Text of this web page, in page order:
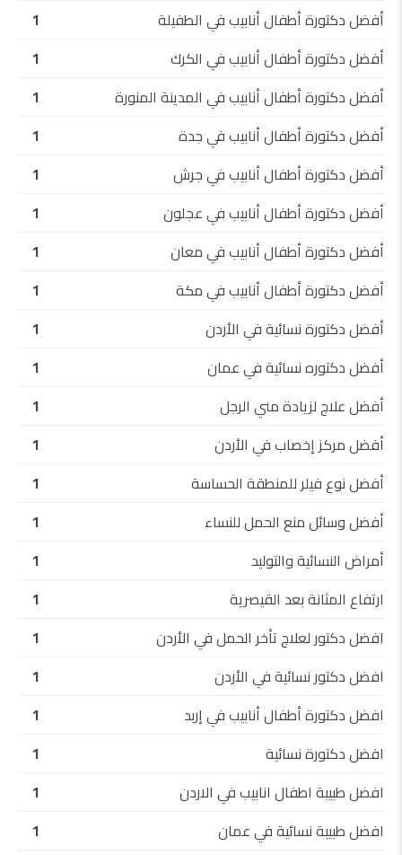
أفضل دكتورة أطفال أنابيب في الطفيلة
1
أفضل دكتورة أطفال أنابيب في الكرك
1
أفضل دكتورة أطفال أنابيب في المدينة المنورة
1
أفضل دكتورة أطفال أنابيب في جدة
1
أفضل دكتورة أطفال أنابيب في جرش
1
أفضل دكتورة أطفال أنابيب في عجلون
1
أفضل دكتورة أطفال أنابيب في معان
1
أفضل دكتورة أطفال أنابيب في مكة
1
أفضل دكتورة نسائية في الأردن
1
أفضل دكتوره نسائية في عمان
1
أفضل علاج لزيادة مني الرجل
1
أفضل مركز إخصاب في الأردن
1
أفضل نوع فيلر للمنطقة الحساسة
1
أفضل وسائل منع الحمل للنساء
1
أمراض النسائية والتوليد
1
ارتفاع المثانة بعد القيصرية
1
افضل دكتور لعلاج تأخر الحمل في الأردن
1
افضل دكتور نسائية في الأردن
1
افضل دكتورة أطفال أنابيب في إربد
1
افضل دكتورة نسائية
1
افضل طبيبة اطفال انابيب في الاردن
1
افضل طبيبة نسائية في عمان
1